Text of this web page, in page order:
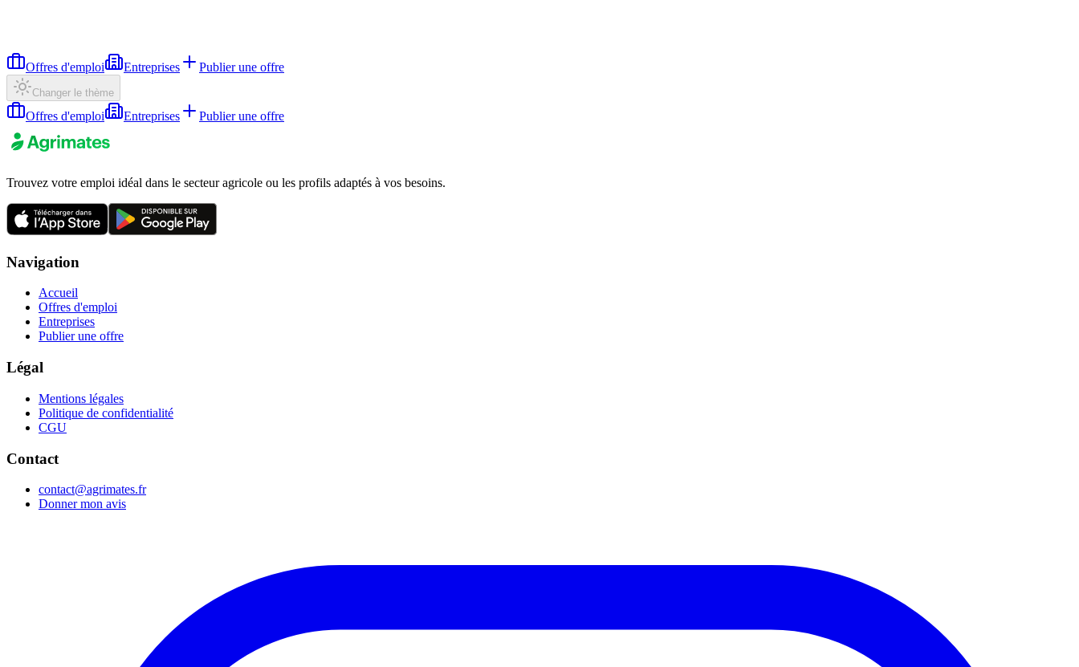
Offres d'emploi Entreprises Publier une offre
Changer le thème
Offres d'emploi Entreprises Publier une offre
Trouvez votre emploi idéal dans le secteur agricole ou les profils adaptés à vos besoins.
Navigation
Accueil
Offres d'emploi
Entreprises
Publier une offre
Légal
Mentions légales
Politique de confidentialité
CGU
Contact
contact@agrimates.fr
Donner mon avis